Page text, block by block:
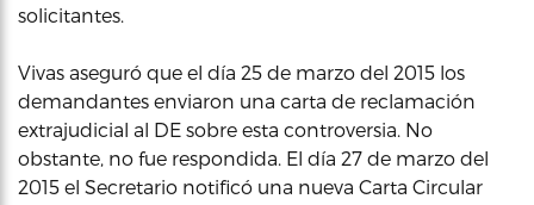
solicitantes.
Vivas aseguró que el día 25 de marzo del 2015 los
demandantes enviaron una carta de reclamación
extrajudicial al DE sobre esta controversia. No
obstante, no fue respondida. El día 27 de marzo del
2015 el Secretario notificó una nueva Carta Circular